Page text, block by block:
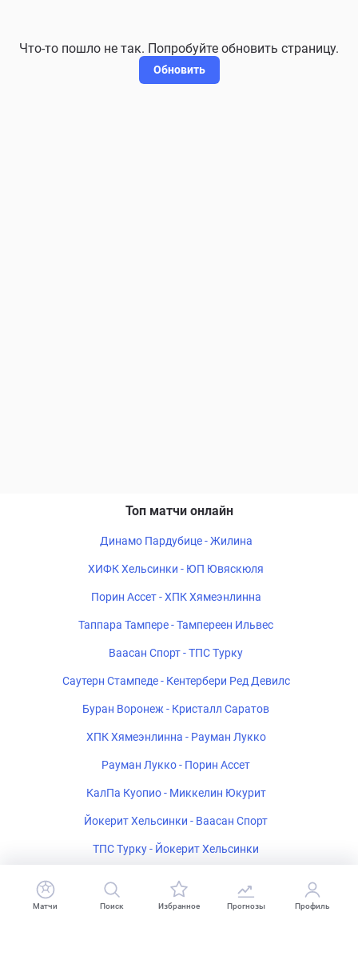
Что-то пошло не так. Попробуйте обновить страницу.
Обновить
Топ матчи онлайн
Динамо Пардубице - Жилина
ХИФК Хельсинки - ЮП Ювяскюля
Порин Ассет - ХПК Хямеэнлинна
Таппара Тампере - Тампереен Ильвес
Ваасан Спорт - ТПС Турку
Саутерн Стампеде - Кентербери Ред Девилс
Буран Воронеж - Кристалл Саратов
ХПК Хямеэнлинна - Рауман Лукко
Рауман Лукко - Порин Ассет
КалПа Куопио - Миккелин Юкурит
Йокерит Хельсинки - Ваасан Спорт
ТПС Турку - Йокерит Хельсинки
Матчи Поиск Избранное Прогнозы Профиль